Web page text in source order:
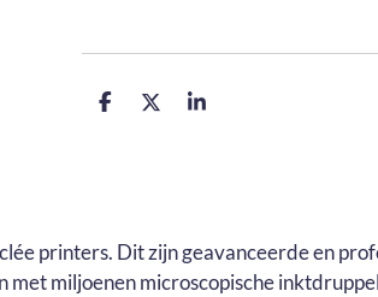
D
D
S
printers. Dit zijn geavanceerde en
miljoenen microscopische